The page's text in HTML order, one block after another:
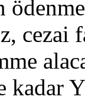
kadar